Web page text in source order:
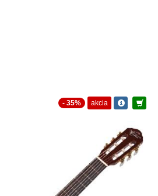
- 35% akcia